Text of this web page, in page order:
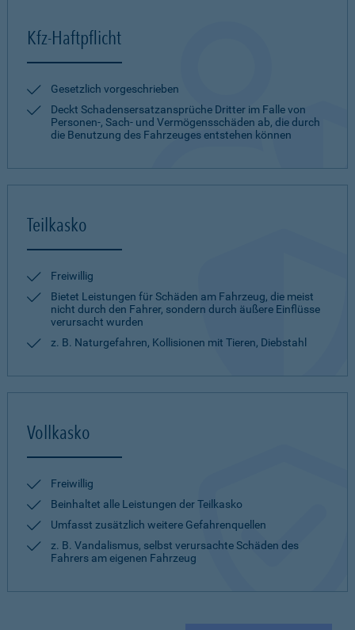
Kfz-Haftpflicht
Gesetzlich vorgeschrieben
Deckt Schadensersatzansprüche Dritter im Falle von
Personen-, Sach- und Vermögensschäden ab, die durch
die Benutzung des Fahrzeuges entstehen können
Teilkasko
Freiwillig
Bietet Leistungen für Schäden am Fahrzeug, die meist
nicht durch den Fahrer, sondern durch äußere Einflüsse
verursacht wurden
z. B. Naturgefahren, Kollisionen mit Tieren, Diebstahl
Vollkasko
Freiwillig
Beinhaltet alle Leistungen der Teilkasko
Umfasst zusätzlich weitere Gefahrenquellen
z. B. Vandalismus, selbst verursachte Schäden des
Fahrers am eigenen Fahrzeug